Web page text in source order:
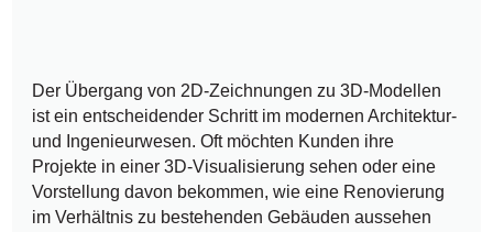
Der Übergang von 2D-Zeichnungen zu 3D-Modellen
ist ein entscheidender Schritt im modernen Architektur-
und Ingenieurwesen. Oft möchten Kunden ihre
Projekte in einer 3D-Visualisierung sehen oder eine
Vorstellung davon bekommen, wie eine Renovierung
im Verhältnis zu bestehenden Gebäuden aussehen